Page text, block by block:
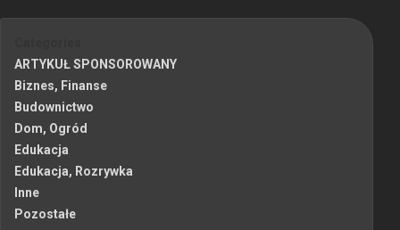
ARTYKUŁ SPONSOROWANY
Biznes, Finanse
Budownictwo
Dom, Ogród
Edukacja
Edukacja, Rozrywka
Inne
Pozostałe